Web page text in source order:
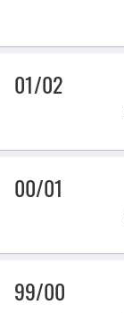
01/02
00/01
99/00